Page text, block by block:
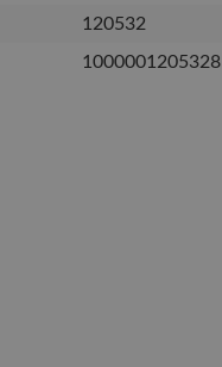
120532
1000001205328